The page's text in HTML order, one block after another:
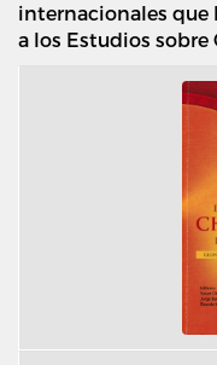
internacionales que
a los Estudios sobre